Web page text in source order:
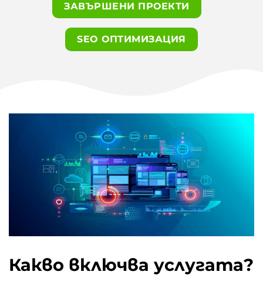
ЗАВЪРШЕНИ ПРОЕКТИ
SEO ОПТИМИЗАЦИЯ
Какво включва услугата?